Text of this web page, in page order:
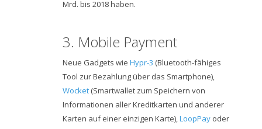
Mrd. bis 2018 haben.
3. Mobile Payment
Neue Gadgets wieHypr-3 (Bluetooth-fähiges
Tool zur Bezahlung über das Smartphone),
Wocket (Smartwallet zum Speichern von
Informationen aller Kreditkarten und anderer
Karten auf einer einzigen Karte),LoopPay oder